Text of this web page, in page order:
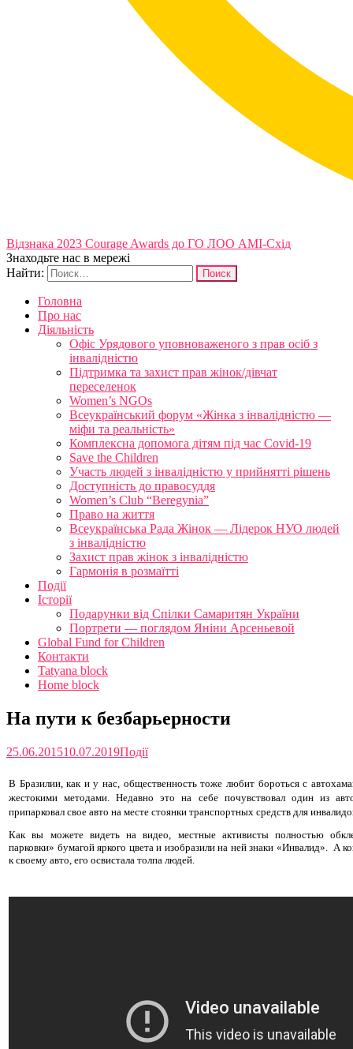
Відзнака 2023 Courage Awards до ГО ЛОО АМІ-Схід
Знаходьте нас в мережі
Найти:
Головна
Про нас
Діяльність
Офіс Урядового уповноваженого з прав осіб з
інвалідністю
Підтримка та захист прав жінок/дівчат
переселенок
Women’s NGOs
Всеукраїнський форум «Жінка з інвалідністю —
міфи та реальність»
Комплексна допомога дітям під час Covid-19
Save the Children
Участь людей з інвалідністю у прийнятті рішень
Доступність до правосуддя
Women’s Club “Beregynia”
Право на життя
Всеукраїнська Рада Жінок — Лідерок НУО людей
з інвалідністю
Захист прав жінок з інвалідністю
Гармонія в розмаїтті
Події
Історії
Подарунки від Спілки Самаритян України
Портрети — поглядом Яніни Арсеньевой
Global Fund for Children
Контакти
Tatyana block
Home block
На пути к безбарьерности
25.06.201510.07.2019Події
В Бразилии, как и у нас, общественность тоже любит бороться с
жестокими методами. Недавно это на себе почувствовал один из
припарковал свое авто на месте стоянки транспортных средств для
Как вы можете видеть на видео, местные активисты полностью
парковки» бумагой яркого цвета и изобразили на ней знаки «Инвалид». А
к своему авто, его освистала толпа людей.